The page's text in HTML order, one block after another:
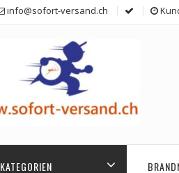
info@sofort-versand.ch
KATEGORIEN